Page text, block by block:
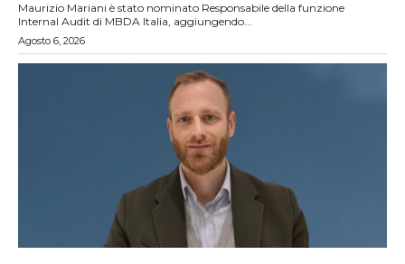
Maurizio Mariani è stato nominato Responsabile della funzione
Internal Audit di MBDA Italia, aggiungendo...
Agosto 6, 2026